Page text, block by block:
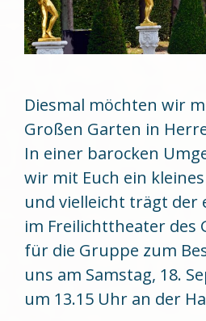
Diesmal möchten wir
Großen Garten in
In einer barocken
wir mit Euch ein
und vielleicht trägt der
im Freilichttheater des
für die Gruppe zum
uns am Samstag, 18.
um 13.15 Uhr an der